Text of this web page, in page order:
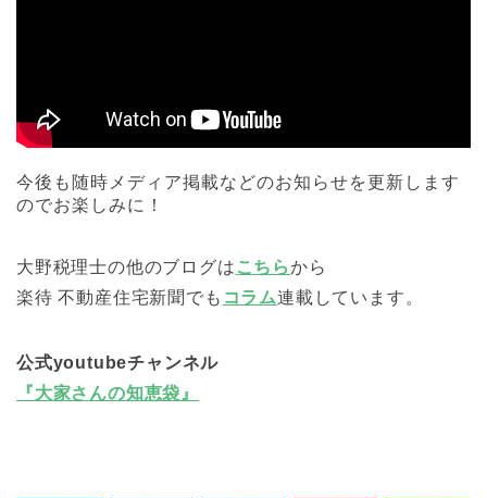
今後も随時メディア掲載などのお知らせを更新します
のでお楽しみに！
大野税理士の他のブログは こちらから
楽待 不動産住宅新聞でも コラム連載しています。
公式youtubeチャンネル
『大家さんの知恵袋』